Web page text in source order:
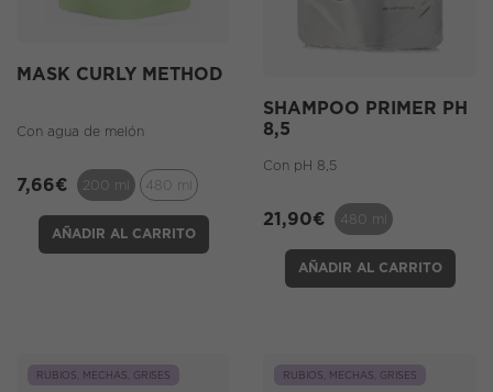
MASK CURLY METHOD
Con agua de melón
7,66€ 200 ml 480 ml
AÑADIR AL CARRITO
SHAMPOO PRIMER PH
8,5
Con pH 8,5
21,90€ 480 ml
AÑADIR AL CARRITO
RUBIOS, MECHAS, GRISES RUBIOS, MECHAS, GRISES